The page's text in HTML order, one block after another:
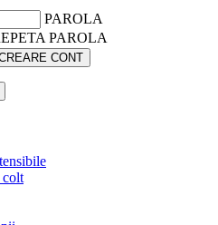
PAROLA
PAROLA
colt